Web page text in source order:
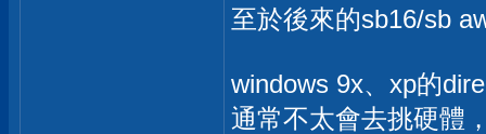
至於後來的sb16/sb
windows 9x、xp的
通常不太會去挑硬體